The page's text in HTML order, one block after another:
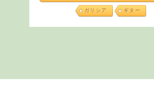
ガリシア ギター